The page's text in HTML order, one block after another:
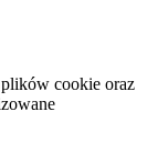
cookie oraz